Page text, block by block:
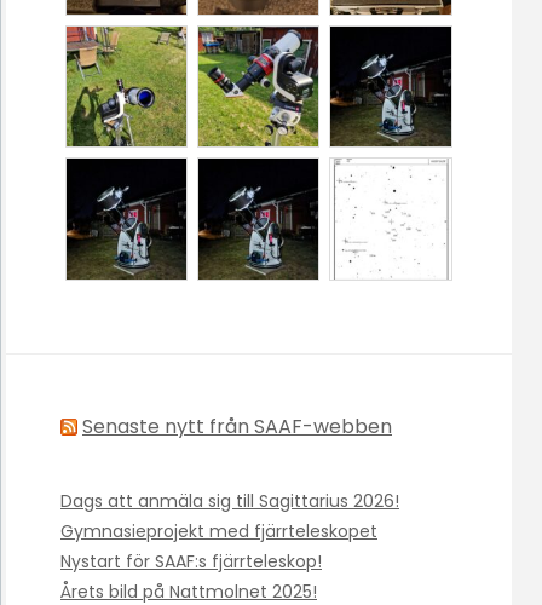
Senaste nytt från SAAF-webben
Dags att anmäla sig till Sagittarius 2026!
Gymnasieprojekt med fjärrteleskopet
Nystart för SAAF:s fjärrteleskop!
Årets bild på Nattmolnet 2025!